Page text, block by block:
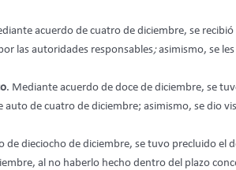
acuerdo de cuatro de diciembre, se
las autoridades responsables;asimismo, se
. Mediante acuerdo de doce de diciembre, se
de cuatro de diciembre; asimismo, se dio
de dieciocho de diciembre, se tuvo precluido el
al no haberlo hecho dentro del plazo